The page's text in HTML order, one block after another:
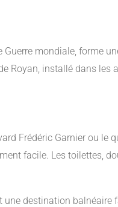
mondiale, forme
installé dans les
Frédéric Garnier ou
facile. Les toilettes,
une destination